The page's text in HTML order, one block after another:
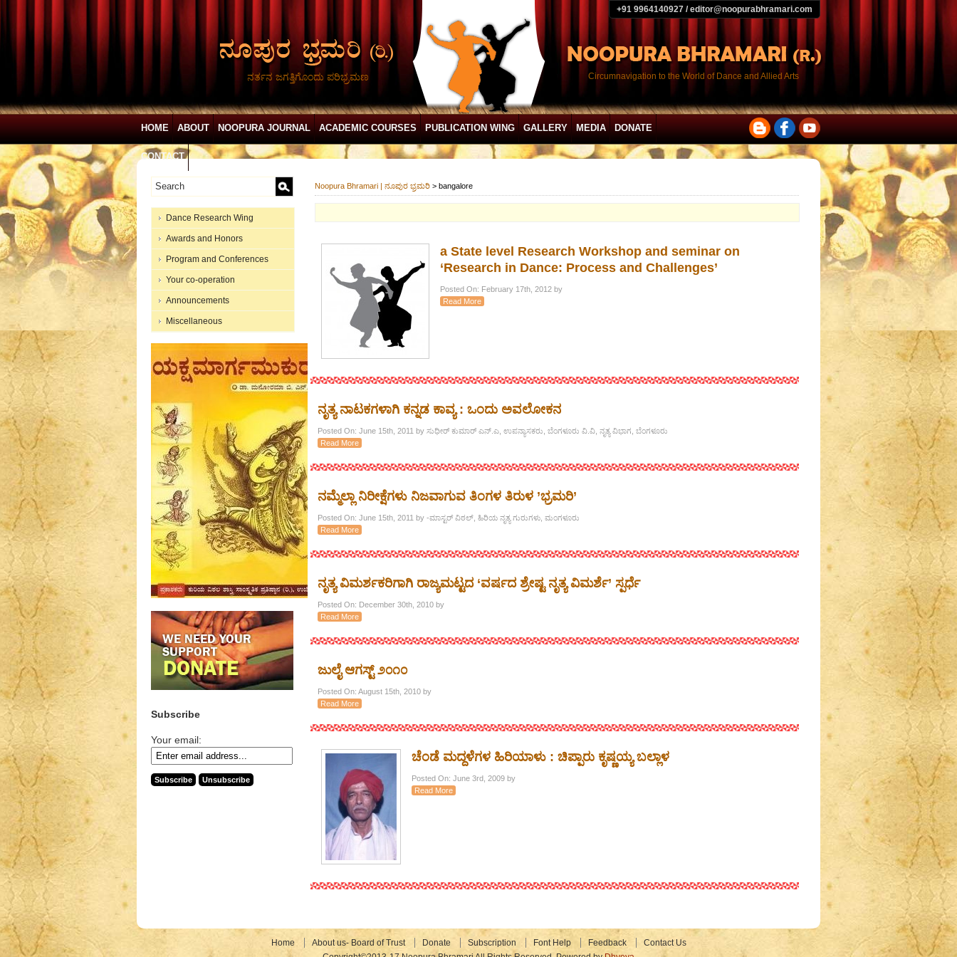
+91 9964140927 / editor@noopurabhramari.com
ನರ್ತನ ಜಗತ್ತಿಗೊಂದು ಪರಿಭ್ರಮಣ Circumnavigation to the World of Dance and Allied Arts
HOME ABOUT NOOPURA JOURNAL ACADEMIC COURSES PUBLICATION WING GALLERY MEDIA DONATE
CONTACT
Dance Research Wing
Awards and Honors
Program and Conferences
Your co-operation
Announcements
Miscellaneous
Subscribe
Your email:
Noopura Bhramari | ನೂಪುರ ಭ್ರಮರಿ > bangalore
a State level Research Workshop and seminar on
‘Research in Dance: Process and Challenges’
Posted On: February 17th, 2012 by
Read More
ನೃತ್ಯ ನಾಟಕಗಳಾಗಿ ಕನ್ನಡ ಕಾವ್ಯ : ಒಂದು ಅವಲೋಕನ
Posted On: June 15th, 2011 by ಸುಧೀರ್ ಕುಮಾರ್ ಎನ್.ಎ, ಉಪನ್ಯಾಸಕರು, ಬೆಂಗಳೂರು ವಿ.ವಿ, ನೃತ್ಯ ವಿಭಾಗ, ಬೆಂಗಳೂರು
Read More
ನಮ್ಮೆಲ್ಲಾ ನಿರೀಕ್ಷೆಗಳು ನಿಜವಾಗುವ ತಿಂಗಳ ತಿರುಳ ’ಭ್ರಮರಿ’
Posted On: June 15th, 2011 by -ಮಾಸ್ಟರ್ ವಿಠಲ್, ಹಿರಿಯ ನೃತ್ಯ ಗುರುಗಳು, ಮಂಗಳೂರು
Read More
ನೃತ್ಯ ವಿಮರ್ಶಕರಿಗಾಗಿ ರಾಜ್ಯಮಟ್ಟದ ‘ವರ್ಷದ ಶ್ರೇಷ್ಟ ನೃತ್ಯ ವಿಮರ್ಶೆ’ ಸ್ಪರ್ಧೆ
Posted On: December 30th, 2010 by
Read More
ಜುಲೈ ಆಗಸ್ಟ್ ೨೦೧೦
Posted On: August 15th, 2010 by
Read More
ಚೆಂಡೆ ಮದ್ದಳೆಗಳ ಹಿರಿಯಾಳು : ಚಿಪ್ಪಾರು ಕೃಷ್ಣಯ್ಯ ಬಲ್ಲಾಳ
Posted On: June 3rd, 2009 by
Read More
Home About us- Board of Trust Donate Subscription Font Help Feedback
Contact Us